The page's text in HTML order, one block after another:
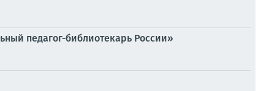
педагог-библиотекарь России»